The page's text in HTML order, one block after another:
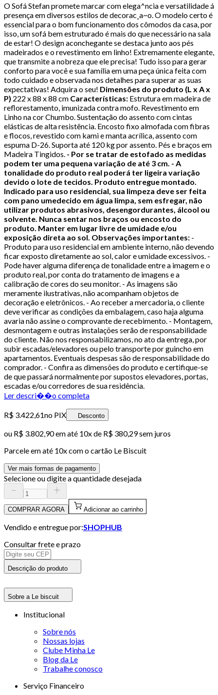
O Sofá Stefan promete marcar com elega^ncia e versatilidade á
presença em diversos estilos de decorac¸a~o. O modelo certo é
essencial para o bom funcionamento dos cômodos da casa, por
isso, um sofá bem estruturado é mais do que necessário na sala
de estar! O design aconchegante se destaca junto aos pés
madeirados e o revestimento em linho! Extremamente elegante,
que transmite a nobreza que ele precisa! Tudo isso para gerar
conforto para você e sua família em uma peça única feita com
todo cuidado e observada nos detalhes para superar as suas
expectativas! Adquira o seu! Dimensões do produto (L x A x
P) 222 x 88 x 88 cm Características: Estrutura em madeira de
reflorestamento, imunizada contra mofo. Revestimento em
Linho na cor Chumbo. Sustentação do assento com cintas
elásticas de alta resistência. Encosto fixo almofada com fibras
e flocos, revestido com kami e manta acrílica, assento com
espuma D-26. Suporta até 120 kg por assento. Pés e braços em
Madeira Tingidos. - Por se tratar de estofado as medidas
podem ter uma pequena variação de até 3 cm. - A
tonalidade do produto real poderá ter ligeira variação
devido o lote de tecidos. Produto entregue montado.
Indicado para uso residencial, sua limpeza deve ser feita
com pano umedecido em água limpa, sem esfregar, não
utilizar produtos abrasivos, desengordurantes, álcool ou
solvente. Nunca sentar nos braços ou encosto do
produto. Manter em lugar livre de umidade e/ou
exposição direta ao sol. Observações importantes: -
Produto para uso residencial em ambiente interno, não devendo
ficar exposto diretamente ao sol, calor e umidade excessivos. -
Pode haver alguma diferença de tonalidade entre a imagem e o
produto real, por conta do tratamento de imagens e a
calibração de cores do seu monitor. - As imagens são
meramente ilustrativas, não acompanham objetos de
decoração e eletrônicos. - Ao receber a mercadoria, o cliente
deve verificar as condições da embalagem, caso haja alguma
avaria não assine o comprovante de recebimento. - Montagem,
desmontagem e outras instalações serão de responsabilidade
do cliente. Não nos responsabilizamos, no ato da entrega, por
subir escadas/elevadores ou pelo transporte por guincho em
apartamentos. Eventuais despesas são de responsabilidade do
comprador. - Confira as dimensões do produto e certifique-se
de que passará normalmente por supostos elevadores, portas,
escadas e/ou corredores de sua residência.
Ler descri��o completa
R$ 3.422,61no PIX Desconto
ou R$ 3.802,90em até 10x de R$ 380,29 sem juros
Parcele em até 10x com o cartão Le Biscuit
Ver mais formas de pagamento
Selecione ou digite a quantidade desejada
COMPRAR AGORA Adicionar ao carrinho
Vendido e entregue por:SHOPHUB
Consultar frete e prazo
Descrição do produto
Sobre a Le biscuit
Institucional
Sobre nós
Nossas lojas
Clube Minha Le
Blog da Le
Trabalhe conosco
Serviço Financeiro